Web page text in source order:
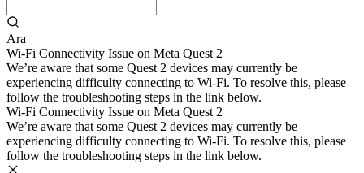
Ara
Wi-Fi Connectivity Issue on Meta Quest 2
We’re aware that some Quest 2 devices may currently be
experiencing difficulty connecting to Wi-Fi. To resolve this, please
follow the troubleshooting steps in the link below.
Wi-Fi Connectivity Issue on Meta Quest 2
We’re aware that some Quest 2 devices may currently be
experiencing difficulty connecting to Wi-Fi. To resolve this, please
follow the troubleshooting steps in the link below.